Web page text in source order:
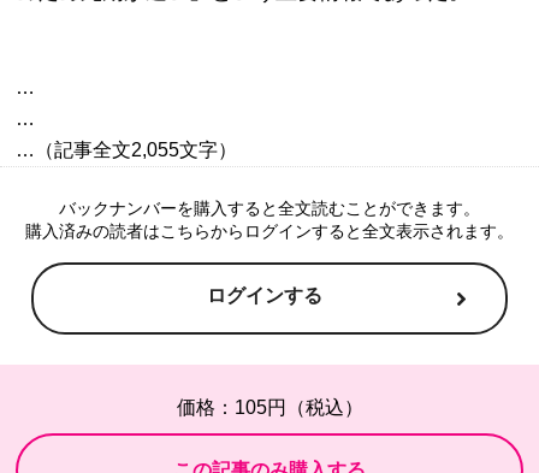
…
…
バックナンバーを購入すると全文読むことができます。
購入済みの読者はこちらからログインすると全文表示されます。
ログインする
価格：105円（税込）